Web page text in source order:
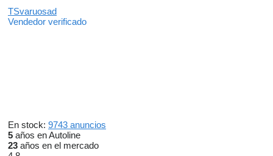
TSvaruosad
Vendedor verificado
En stock: 9743 anuncios
5 años en Autoline
23 años en el mercado